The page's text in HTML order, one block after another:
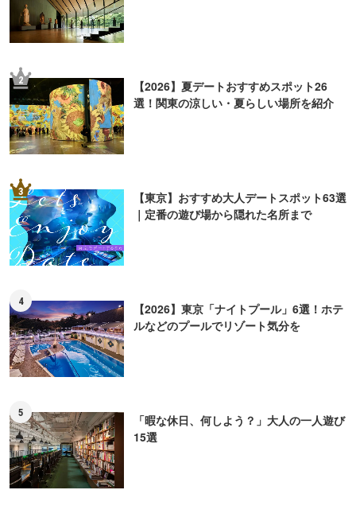
2
【2026】夏デートおすすめスポット26
選！関東の涼しい・夏らしい場所を紹介
3
【東京】おすすめ大人デートスポット63選
｜定番の遊び場から隠れた名所まで
4
【2026】東京「ナイトプール」6選！ホテ
ルなどのプールでリゾート気分を
5
「暇な休日、何しよう？」大人の一人遊び
15選